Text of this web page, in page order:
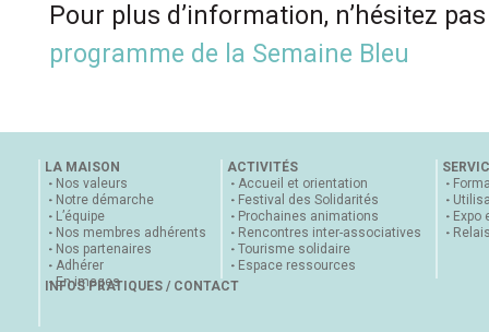
Pour plus d’information, n’hésitez
programme de la Semaine Bleu
LA MAISON
Nos valeurs
Notre démarche
L’équipe
Nos membres adhérents
Nos partenaires
Adhérer
En images
ACTIVITÉS
Accueil et orientation
Festival des Solidarités
Prochaines animations
Rencontres inter-associatives
Tourisme solidaire
Espace ressources
Expo
INFOS PRATIQUES / CONTACT